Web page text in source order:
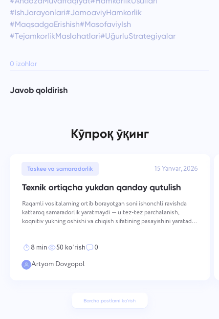
#IshJarayonlari#JamoaviyHamkorlik
#MaqsadgaErishish#MasofaviyIsh
#TejamkorlikMaslahatlari#UğurluStrategiyalar
0 izohlar
Javob qoldirish
Кўпроқ ўқинг
Taskee va samaradorlik 15 Yanvar, 2026
Texnik ortiqcha yukdan qanday qutulish
Raqamli vositalarning ortib borayotgan soni ishonchli ravishda
kattaroq samaradorlik yaratmaydi — u tez-tez parchalanish,
koqnitiv yukning oshishi va chiqish sifatining pasayishini yaratadi.
8 min 50 ko'rish
0
Artyom Dovgopol
Barcha postlarni ko'rish